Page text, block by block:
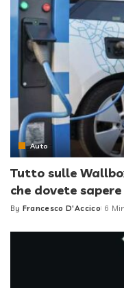
Auto
Tutto sulle
che dovete sapere
Posted
By Francesco D'Accico 6